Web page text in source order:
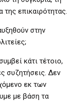
της επικαιρότητας.
στην
κάτι τέτοιο,
συζητήσεις. Δεν
εκ των
με βάση τα